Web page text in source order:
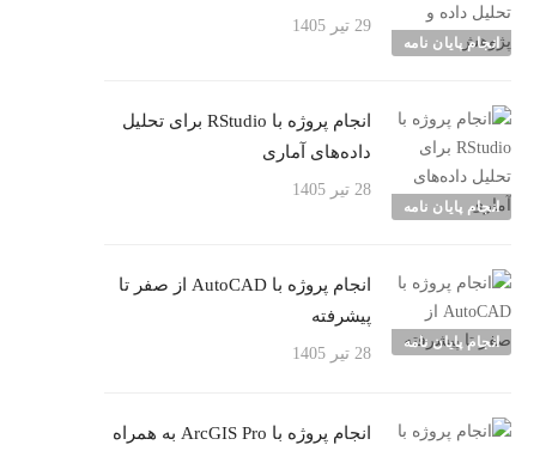
انجام پایان نامه
29 تیر 1405
انجام پایان نامه
انجام پروژه با RStudio برای تحلیل
داده‌های آماری
28 تیر 1405
انجام پایان نامه
انجام پروژه با AutoCAD از صفر تا
پیشرفته
28 تیر 1405
انجام پروژه با ArcGIS Pro به همراه